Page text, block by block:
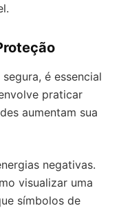
é essencial
praticar
aumentam sua
negativas.
visualizar uma
símbolos de